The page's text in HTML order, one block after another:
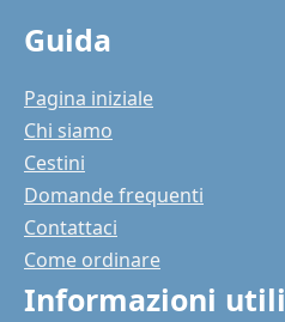
Guida
Pagina iniziale
Chi siamo
Cestini
Domande frequenti
Contattaci
Come ordinare
Informazioni utili